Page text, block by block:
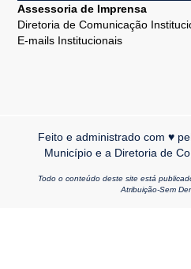
Assessoria de Imprensa
Diretoria de Comunicação
E-mails Institucionais
Feito e administrado com ♥
Município e a Diretoria de
Todo o conteúdo deste site está
Atribuição-Sem